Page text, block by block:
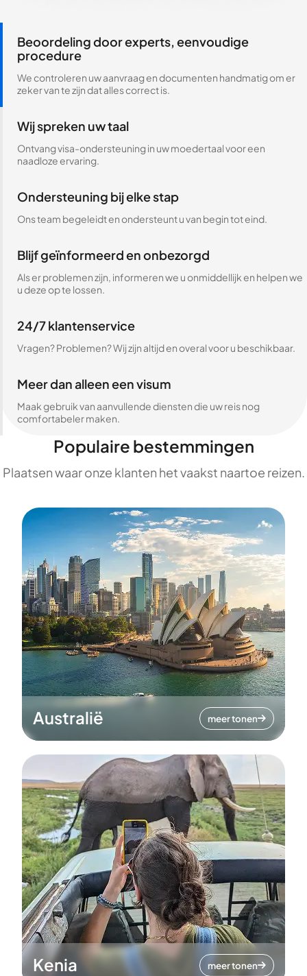
Beoordeling door experts, eenvoudige
procedure
We controleren uw aanvraag en documenten handmatig om er
zeker van te zijn dat alles correct is.
Wij spreken uw taal
Ontvang visa-ondersteuning in uw moedertaal voor een
naadloze ervaring.
Ondersteuning bij elke stap
Ons team begeleidt en ondersteunt u van begin tot eind.
Blijf geïnformeerd en onbezorgd
Als er problemen zijn, informeren we u onmiddellijk en helpen we
u deze op te lossen.
24/7 klantenservice
Vragen? Problemen? Wij zijn altijd en overal voor u beschikbaar.
Meer dan alleen een visum
Maak gebruik van aanvullende diensten die uw reis nog
comfortabeler maken.
Populaire bestemmingen
Plaatsen waar onze klanten het vaakst naartoe reizen.
Australië meer tonen
Kenia meer tonen